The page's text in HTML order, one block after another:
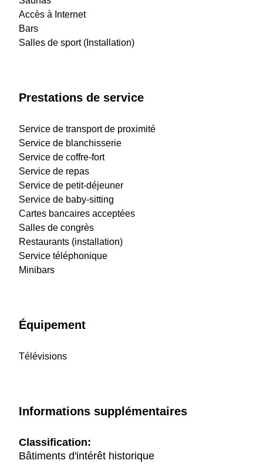
Accès à Internet
Bars
Salles de sport (Installation)
Prestations de service
Service de transport de proximité
Service de blanchisserie
Service de coffre-fort
Service de repas
Service de petit-déjeuner
Service de baby-sitting
Cartes bancaires acceptées
Salles de congrès
Restaurants (installation)
Service téléphonique
Minibars
Équipement
Télévisions
Informations supplémentaires
Classification:
Bâtiments d'intérêt historique